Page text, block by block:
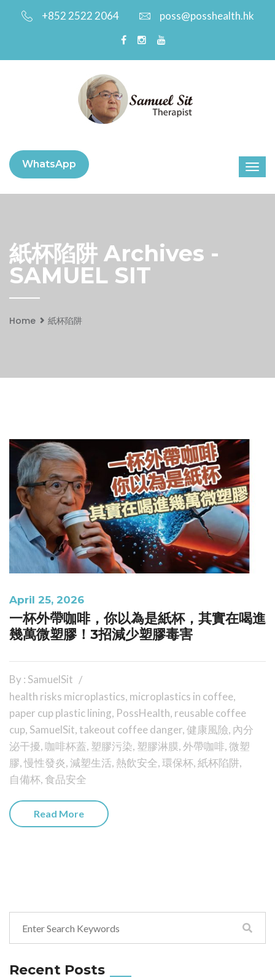
+852 2522 2064 poss@posshealth.hk
WhatsApp
紙杯陷阱 Archives -
SAMUEL SIT
Home 紙杯陷阱
April 25, 2026
一杯外帶咖啡，你以為是紙杯，其實在喝進
幾萬微塑膠！3招減少塑膠毒害
By : SamuelSit
health risks microplastics, microplastics in coffee,
paper cup plastic lining, PossHealth, reusable coffee
cup, SamuelSit, takeout coffee danger,健康風險, 內分
泌干擾,咖啡杯蓋, 塑膠污染, 塑膠淋膜,外帶咖啡,微塑
膠,慢性發炎, 減塑生活, 熱飲安全,環保杯,紙杯陷阱,
自備杯,食品安全
Read More
Recent Posts